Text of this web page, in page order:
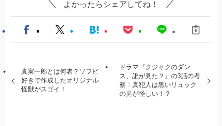
よかったらシェアしてね！
真実一郎とは何者？ソフビ
好きで作成したオリジナル
怪獣がスゴイ！
ドラマ『クジャクのダン
ス、誰が見た？』の3話の考
察！真犯人は黒いリュック
の男が怪しい！？